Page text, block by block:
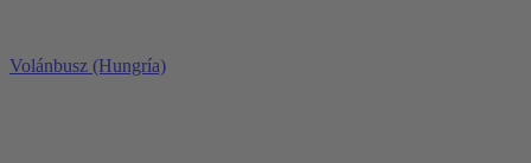
Volánbusz (Hungría)